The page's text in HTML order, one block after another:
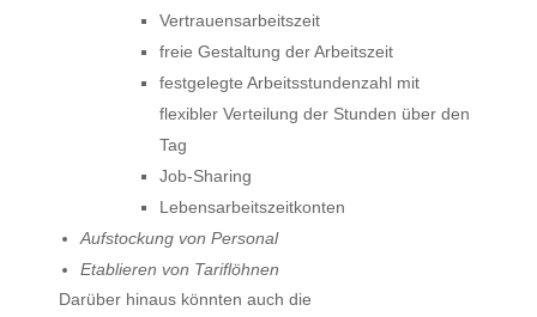
Vertrauensarbeitszeit
freie Gestaltung der Arbeitszeit
festgelegte Arbeitsstundenzahl mit
flexibler Verteilung der Stunden über den
Tag
Job-Sharing
Lebensarbeitszeitkonten
Aufstockung von Personal
Etablieren von Tariflöhnen
Darüber hinaus könnten auch die